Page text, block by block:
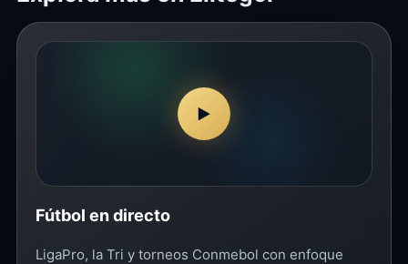
▶
Fútbol en directo
LigaPro, la Tri y torneos Conmebol con enfoque